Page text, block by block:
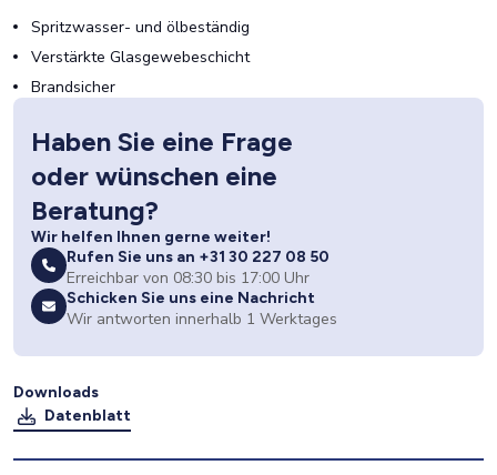
Spritzwasser- und ölbeständig
Verstärkte Glasgewebeschicht
Brandsicher
Haben Sie eine Frage
oder wünschen eine
Beratung?
Wir helfen Ihnen gerne weiter!
Rufen Sie uns an +31 30 227 08 50
Erreichbar von 08:30 bis 17:00 Uhr
Schicken Sie uns eine Nachricht
Wir antworten innerhalb 1 Werktages
Downloads
Datenblatt